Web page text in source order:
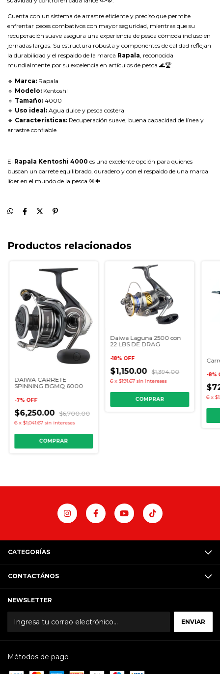
Cuenta con un sistema de arrastre eficiente y preciso que permite
enfrentar peces combativos con mayor seguridad, mientras que su
recuperación suave asegura una experiencia de pesca cómoda incluso en
jornadas largas. Su estructura robusta y componentes de calidad reflejan
la durabilidad y el respaldo de la marca Rapala, reconocida
mundialmente por su excelencia en artículos de pesca 🌊🏆.
🔹 Marca: Rapala
🔹 Modelo: Kentoshi
🔹 Tamaño: 4000
🔹 Uso ideal: Agua dulce y pesca costera
🔹 Características: Recuperación suave, buena capacidad de línea y
arrastre confiable
El Rapala Kentoshi 4000 es una excelente opción para quienes
buscan un carrete equilibrado, duradero y con el respaldo de una marca
líder en el mundo de la pesca 🎯🐠.
Productos relacionados
DAIWA CARRETE
SPINNING BGMQ 6000
-7% OFF
$6,250.00 $6,700.00
6 x $1,041.67 sin intereses
Daiwa Laguna 2500 con
22 LBS DE DRAG
-18% OFF
$1,150.00 $1,394.00
6 x $191.67 sin intereses
-8%
6 x
CATEGORÍAS
CONTACTÁNOS
NEWSLETTER
Métodos de pago